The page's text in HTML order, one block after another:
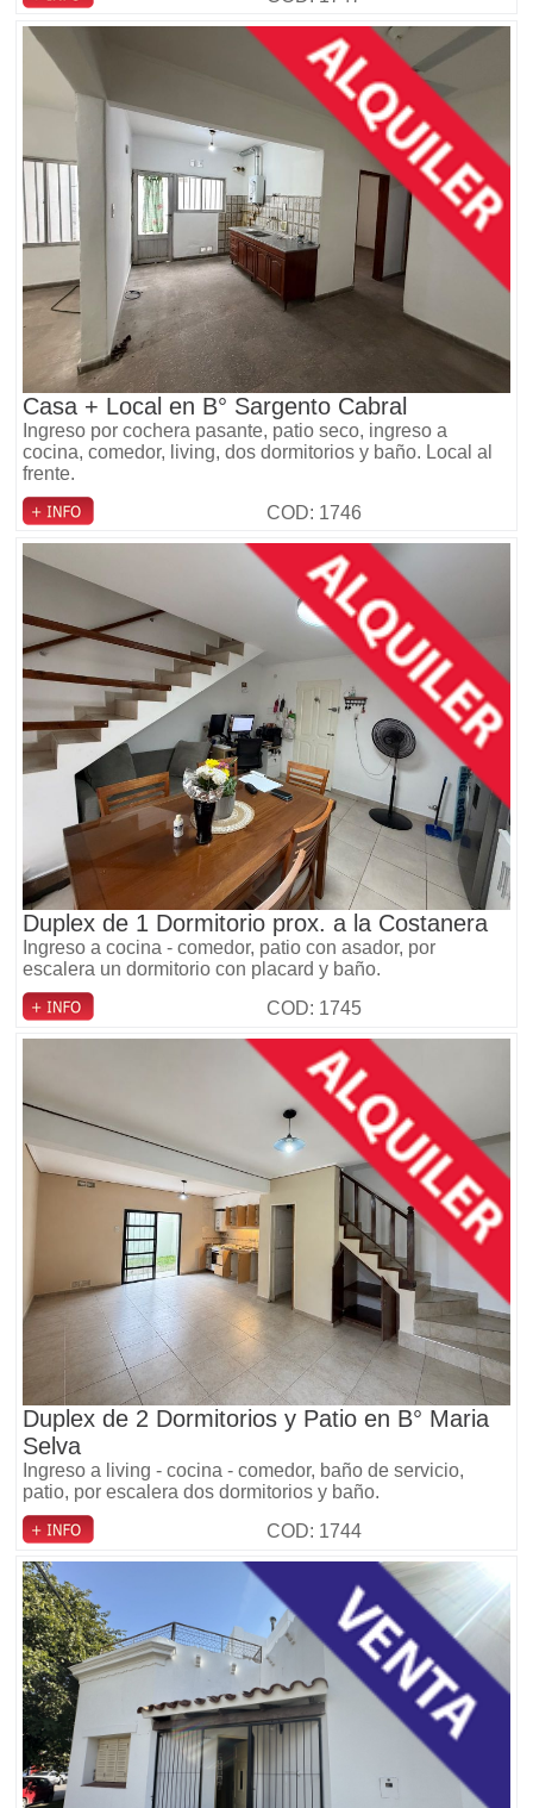
Casa + Local en B° Sargento Cabral
Ingreso por cochera pasante, patio seco, ingreso a
cocina, comedor, living, dos dormitorios y baño. Local al
frente.
COD: 1746
Duplex de 1 Dormitorio prox. a la Costanera
Ingreso a cocina - comedor, patio con asador, por
escalera un dormitorio con placard y baño.
COD: 1745
Duplex de 2 Dormitorios y Patio en B° Maria
Selva
Ingreso a living - cocina - comedor, baño de servicio,
patio, por escalera dos dormitorios y baño.
COD: 1744